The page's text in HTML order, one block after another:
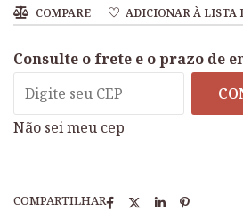
COMPARE ADICIONAR À LISTA
Consulte o frete e o prazo de
Não sei meu cep
COMPARTILHAR